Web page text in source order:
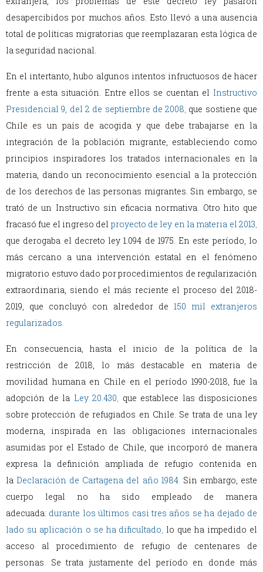
desapercibidos por muchos años. Esto llevó a una ausencia
total de políticas migratorias que reemplazaran esta lógica de
la seguridad nacional.
En el intertanto, hubo algunos intentos infructuosos de hacer
frente a esta situación. Entre ellos se cuentan el Instructivo
Presidencial 9, del 2 de septiembre de 2008, que sostiene que
Chile es un país de acogida y que debe trabajarse en la
integración de la población migrante, estableciendo como
principios inspiradores los tratados internacionales en la
materia, dando un reconocimiento esencial a la protección
de los derechos de las personas migrantes. Sin embargo, se
trató de un Instructivo sin eficacia normativa. Otro hito que
fracasó fue el ingreso del proyecto de ley en la materia el 2013,
que derogaba el decreto ley 1.094 de 1975. En este período, lo
más cercano a una intervención estatal en el fenómeno
migratorio estuvo dado por procedimientos de regularización
extraordinaria, siendo el más reciente el proceso del 2018-
2019, que concluyó con alrededor de 150 mil extranjeros
regularizados.
En consecuencia, hasta el inicio de la política de la
restricción de 2018, lo más destacable en materia de
movilidad humana en Chile en el período 1990-2018, fue la
adopción de la Ley 20.430, que establece las disposiciones
sobre protección de refugiados en Chile. Se trata de una ley
moderna, inspirada en las obligaciones internacionales
asumidas por el Estado de Chile, que incorporó de manera
expresa la definición ampliada de refugio contenida en
la Declaración de Cartagena del año 1984. Sin embargo, este
cuerpo legal no ha sido empleado de manera
adecuada: durante los últimos casi tres años se ha dejado de
lado su aplicación o se ha dificultado, lo que ha impedido el
acceso al procedimiento de refugio de centenares de
personas. Se trata justamente del período en donde más